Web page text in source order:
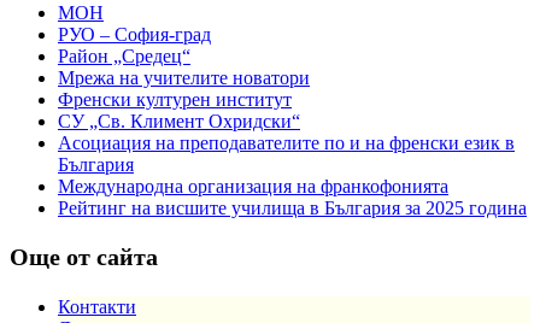
МОН
РУО – София-град
Район „Средец“
Мрежа на учителите новатори
Френски културен институт
СУ „Св. Климент Охридски“
Асоциация на преподавателите по и на френски език в
България
Международна организация на франкофонията
Рейтинг на висшите училища в България за 2025 година
Още от сайта
Контакти